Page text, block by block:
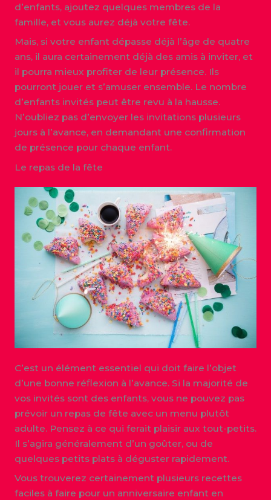
d’enfants, ajoutez quelques membres de la
famille, et vous aurez déjà votre fête.
Mais, si votre enfant dépasse déjà l’âge de quatre
ans, il aura certainement déjà des amis à inviter, et
il pourra mieux profiter de leur présence. Ils
pourront jouer et s’amuser ensemble. Le nombre
d’enfants invités peut être revu à la hausse.
N’oubliez pas d’envoyer les invitations plusieurs
jours à l’avance, en demandant une confirmation
de présence pour chaque enfant.
Le repas de la fête
C’est un élément essentiel qui doit faire l’objet
d’une bonne réflexion à l’avance. Si la majorité de
vos invités sont des enfants, vous ne pouvez pas
prévoir un repas de fête avec un menu plutôt
adulte. Pensez à ce qui ferait plaisir aux tout-petits.
Il s’agira généralement d’un goûter, ou de
quelques petits plats à déguster rapidement.
Vous trouverez certainement plusieurs recettes
faciles à faire pour un anniversaire enfant en